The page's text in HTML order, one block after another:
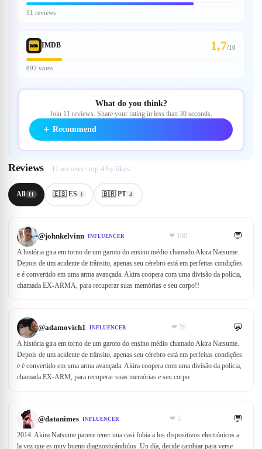
11 reviews
IMDB 1,7/10
892 votes
What do you think?
Join 11 reviews. Share your rating in less than 30 seconds.
＋ Recommend
Reviews 11 reviews · top 4 by likes
All 11 🇪🇸 ES 1 🇧🇷 PT 4
@johnkelvinn INFLUENCER ❤ 100 💬
A história gira em torno de um garoto do ensino médio chamado Akira Natsume.
Depois de um acidente de trânsito, apenas seu cérebro está em perfeitas condições
e é convertido em uma arma avançada. Akira coopera com uma divisão da polícia,
chamada EX-ARMA, para recuperar suas memórias e seu corpo!!
@adamovich1 INFLUENCER ❤ 20 💬
A história gira em torno de um garoto do ensino médio chamado Akira Natsume.
Depois de um acidente de trânsito, apenas seu cérebro está em perfeitas condições
e é convertido em uma arma avançada. Akira coopera com uma divisão da polícia,
chamada EX-ARM, para recuperar suas memórias e seu corpo
@datanimes INFLUENCER ❤ 3 💬
2014: Akira Natsume parece tener una casi fobia a los dispositivos electrónicos a
la vez que es muy bueno diagnosticándolos. Un día, decide cambiar para verse